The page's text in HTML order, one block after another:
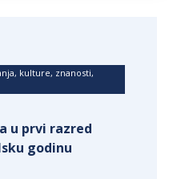
kulture, znanosti,
u prvi razred
godinu